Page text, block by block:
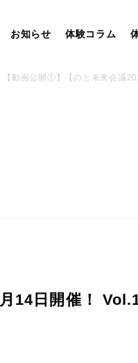
お知らせ 体験コラム
【動画公開①】【のと未来会議
14日開催！